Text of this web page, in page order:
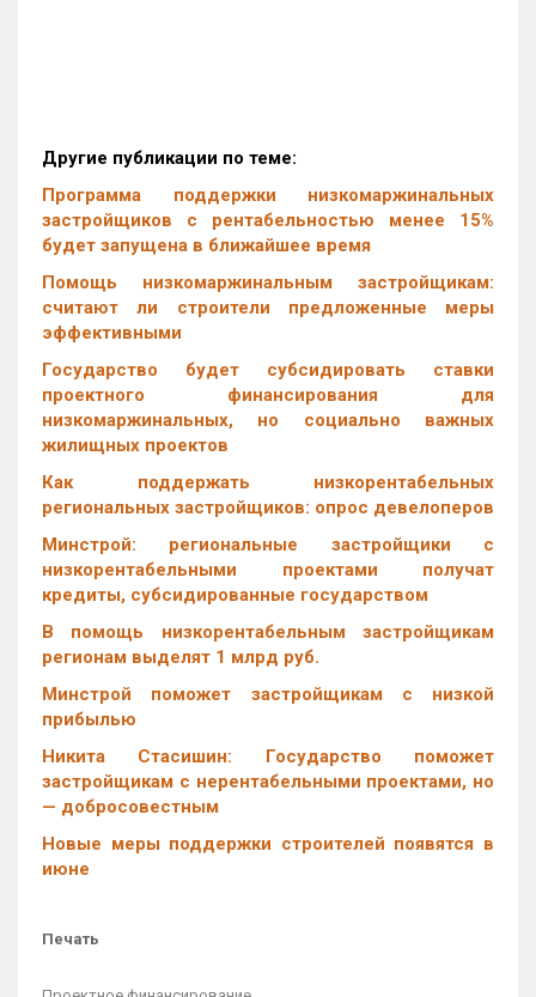
Другие публикации по теме:
Программа поддержки низкомаржинальных
застройщиков с рентабельностью менее 15%
будет запущена в ближайшее время
Помощь низкомаржинальным застройщикам:
считают ли строители предложенные меры
эффективными
Государство будет субсидировать ставки
проектного финансирования для
низкомаржинальных, но социально важных
жилищных проектов
Как поддержать низкорентабельных
региональных застройщиков: опрос девелоперов
Минстрой: региональные застройщики с
низкорентабельными проектами получат
кредиты, субсидированные государством
В помощь низкорентабельным застройщикам
регионам выделят 1 млрд руб.
Минстрой поможет застройщикам с низкой
прибылью
Никита Стасишин: Государство поможет
застройщикам с нерентабельными проектами, но
— добросовестным
Новые меры поддержки строителей появятся в
июне
Печать